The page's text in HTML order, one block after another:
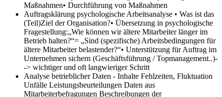
Maßnahmen• Durchführung von Maßnahmen
Auftragsklärung psychologische Arbeitsanalyse • Was ist das
(Teil)Ziel der Organisation?• Übersetzung in psychologische
Fragestellung:„Wie können wir ältere Mitarbeiter länger im
Betrieb halten?“= „Sind (spezifische) Arbeitsbedingungen für
ältere Mitarbeiter belastender?“• Unterstützung für Auftrag im
Unternehmen sichern (Geschäftsführung / Topmanagement..)-
-> wichtiger und oft langwieriger Schritt
Analyse betrieblicher Daten - Inhalte Fehlzeiten, Fluktuation
Unfälle Leistungsbeurteilungen Daten aus
Mitarbeiterbefragungen Beschreibungen der